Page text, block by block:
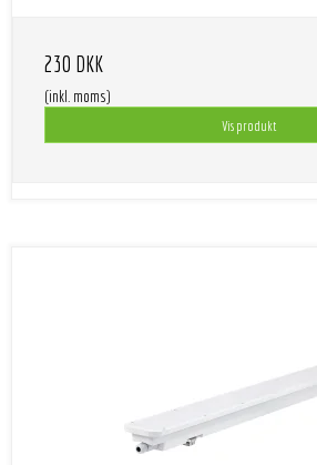
230 DKK
(inkl. moms)
Vis produkt